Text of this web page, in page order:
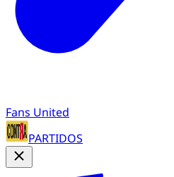
Fans United
PARTIDOS